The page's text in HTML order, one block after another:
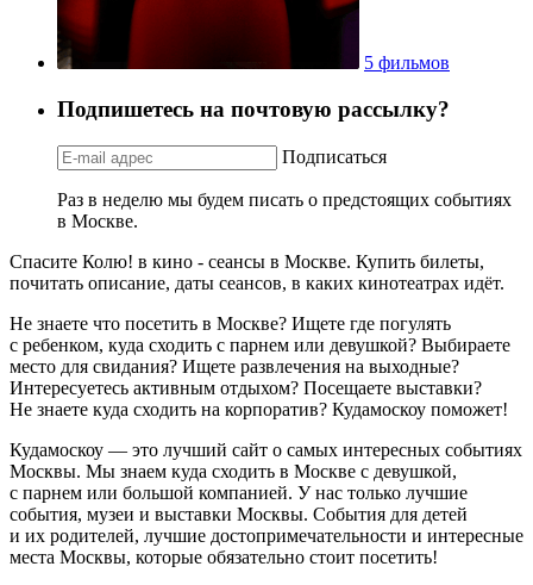
5 фильмов
Подпишетесь на почтовую рассылку?
Подписаться
Раз в неделю мы будем писать о предстоящих событиях
в Москве.
Спасите Колю! в кино - сеансы в Москве. Купить билеты,
почитать описание, даты сеансов, в каких кинотеатрах идёт.
Не знаете что посетить в Москве? Ищете где погулять
с ребенком, куда сходить с парнем или девушкой? Выбираете
место для свидания? Ищете развлечения на выходные?
Интересуетесь активным отдыхом? Посещаете выставки?
Не знаете куда сходить на корпоратив? Кудамоскоу поможет!
Кудамоскоу — это лучший сайт о самых интересных событиях
Москвы. Мы знаем куда сходить в Москве с девушкой,
с парнем или большой компанией. У нас только лучшие
события, музеи и выставки Москвы. События для детей
и их родителей, лучшие достопримечательности и интересные
места Москвы, которые обязательно стоит посетить!